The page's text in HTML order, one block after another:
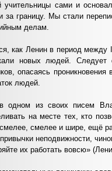
учительницы сами и
за границу. Мы стали
делам.
как Ленин в период между
новых людей. Следует
опасаясь
людей.
одном из своих писем
на месте тех, кто
смелее и шире, ещё
неподвижности,
их работать вовсю»